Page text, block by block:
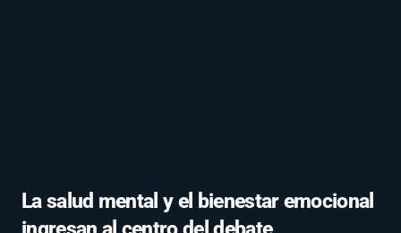
La salud mental y el bienestar emocional